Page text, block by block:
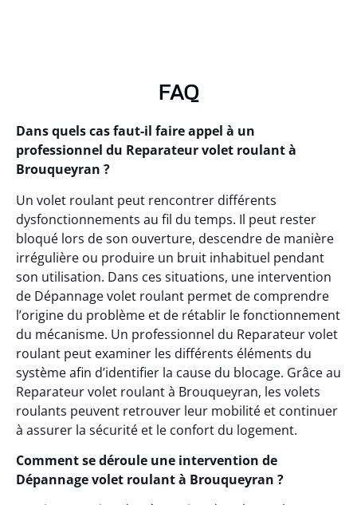
FAQ
Dans quels cas faut-il faire appel à un
professionnel du Reparateur volet roulant à
Brouqueyran ?
Un volet roulant peut rencontrer différents
dysfonctionnements au fil du temps. Il peut rester
bloqué lors de son ouverture, descendre de manière
irrégulière ou produire un bruit inhabituel pendant
son utilisation. Dans ces situations, une intervention
de Dépannage volet roulant permet de comprendre
l’origine du problème et de rétablir le fonctionnement
du mécanisme. Un professionnel du Reparateur volet
roulant peut examiner les différents éléments du
système afin d’identifier la cause du blocage. Grâce au
Reparateur volet roulant à Brouqueyran, les volets
roulants peuvent retrouver leur mobilité et continuer
à assurer la sécurité et le confort du logement.
Comment se déroule une intervention de
Dépannage volet roulant à Brouqueyran ?